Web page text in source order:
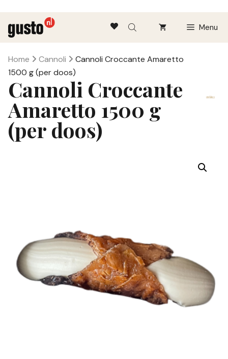
naar
de
inhoud
Menu
Home Cannoli
Cannoli Croccante Amaretto
1500 g (per doos)
Cannoli Croccante
Amaretto 1500 g
(per doos)